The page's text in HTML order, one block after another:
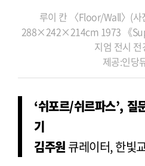
루이 칸 〈Floor/Wall〉(사
288×242×214cm 1973 《
지엄 전시
제공:인당
‘쉬포르/쉬르파스’, 질
기
김주원 큐레이터, 한빛